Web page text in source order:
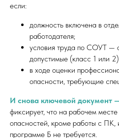
если:
должность включена в
работодателя;
условия труда по СОУТ —
допустимые (класс 1 или
в ходе оценки
опасности, требующие
И снова ключевой документ
фиксирует, что на рабочем
опасностей, кроме работы с ПК,
программе Б не требуется.